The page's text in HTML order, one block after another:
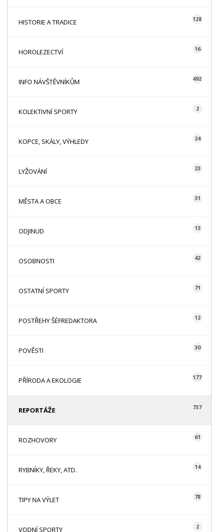
HISTORIE A TRADICE 128
HOROLEZECTVÍ 16
INFO NÁVŠTĚVNÍKŮM 492
KOLEKTIVNÍ SPORTY 2
KOPCE, SKÁLY, VÝHLEDY 24
LYŽOVÁNÍ 23
MĚSTA A OBCE 31
ODJINUD 13
OSOBNOSTI 42
OSTATNÍ SPORTY 71
POSTŘEHY ŠÉFREDAKTORA 12
POVĚSTI 30
PŘÍRODA A EKOLOGIE 177
REPORTÁŽE 737
ROZHOVORY 61
RYBNÍKY, ŘEKY, ATD. 14
TIPY NA VÝLET 78
VODNÍ SPORTY 2